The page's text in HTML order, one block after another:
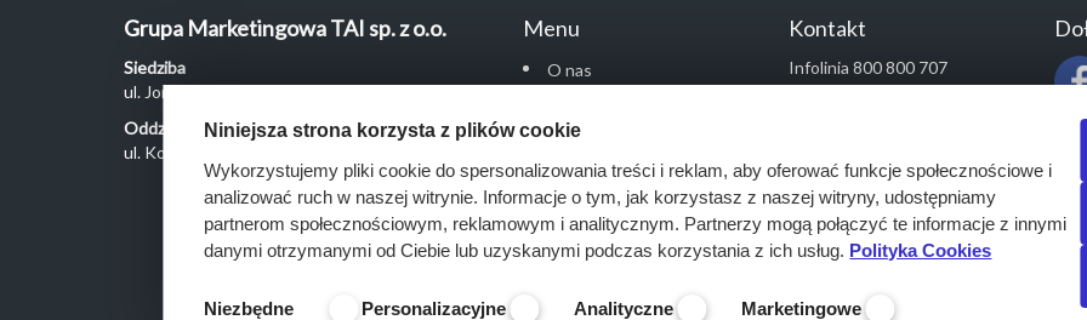
Grupa Marketingowa TAI sp. z o.o.
Siedziba
ul. Jordanowska 12, 04-204 Warszawa
Oddział Poznań
ul. Kochanowskiego 18/6, 60-846 Poznań
Menu
O nas
Monitoring przetargów
Raporty przetargowe
Ustawienia cookies
Kontakt
Kontakt
Infolinia 800 800 707
kontakt@pressinfo.pl
Niniejsza strona korzysta z plików cookie
Wykorzystujemy pliki cookie do spersonalizowania treści i reklam, aby oferować funkcje społecznościowe i
analizować ruch w naszej witrynie. Informacje o tym, jak korzystasz z naszej witryny, udostępniamy
partnerom społecznościowym, reklamowym i analitycznym. Partnerzy mogą połączyć te informacje z innymi
danymi otrzymanymi od Ciebie lub uzyskanymi podczas korzystania z ich usług. Polityka Cookies
Niezbędne Personalizacyjne Analityczne Marketingowe